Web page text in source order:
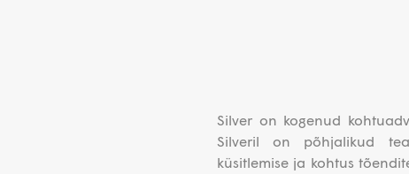
Silver on kogenud
Silveril on põhjalikud
küsitlemise ja kohtus